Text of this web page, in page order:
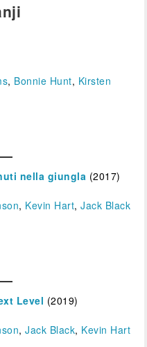
, Bonnie Hunt, Kirsten
nella giungla (2017)
, Kevin Hart,Jack Black
Level (2019)
,Jack Black, Kevin Hart